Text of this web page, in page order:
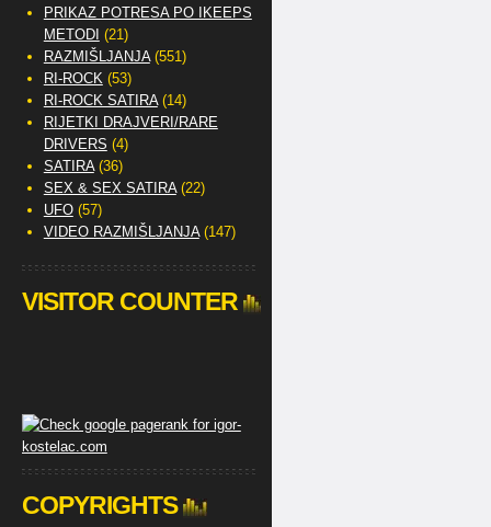
PRIKAZ POTRESA PO IKEEPS
METODI (21)
RAZMIŠLJANJA(551)
RI-ROCK(53)
RI-ROCK SATIRA(14)
RIJETKI DRAJVERI/RARE
DRIVERS (4)
SATIRA(36)
SEX & SEX SATIRA(22)
UFO(57)
VIDEO RAZMIŠLJANJA(147)
VISITOR COUNTER
COPYRIGHTS